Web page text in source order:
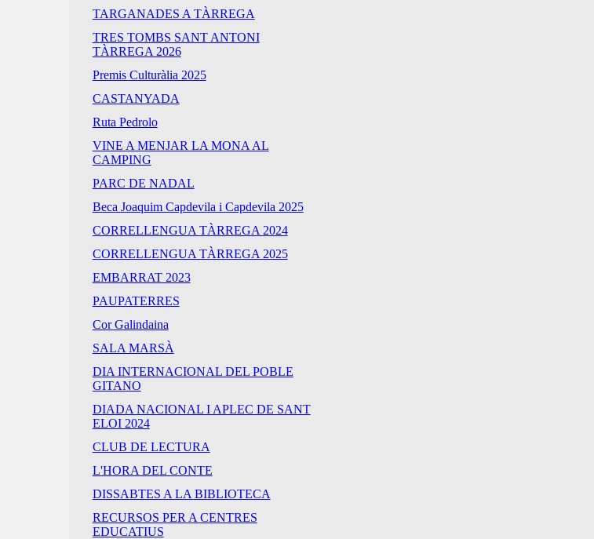
TARGANADES A TÀRREGA
TRES TOMBS SANT ANTONI
TÀRREGA 2026
Premis Culturàlia 2025
CASTANYADA
Ruta Pedrolo
VINE A MENJAR LA MONA AL
CAMPING
PARC DE NADAL
Beca Joaquim Capdevila i Capdevila 2025
CORRELLENGUA TÀRREGA 2024
CORRELLENGUA TÀRREGA 2025
EMBARRAT 2023
PAUPATERRES
Cor Galindaina
SALA MARSÀ
DIA INTERNACIONAL DEL POBLE
GITANO
DIADA NACIONAL I APLEC DE SANT
ELOI 2024
CLUB DE LECTURA
L'HORA DEL CONTE
DISSABTES A LA BIBLIOTECA
RECURSOS PER A CENTRES
EDUCATIUS